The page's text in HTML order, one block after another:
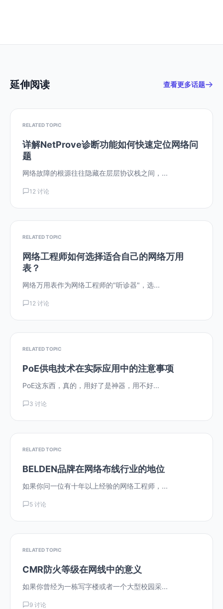
延伸阅读 查看更多话题
RELATED TOPIC
详解NetProve诊断功能如何快速定位网络问
题
网络故障的根源往往隐藏在层层协议栈之间，...
12 讨论
RELATED TOPIC
网络工程师如何选择适合自己的网络万用
表？
网络万用表作为网络工程师的"听诊器"，选...
12 讨论
RELATED TOPIC
PoE供电技术在实际应用中的注意事项
PoE这东西，真的，用好了是神器，用不好...
3 讨论
RELATED TOPIC
BELDEN品牌在网络布线行业的地位
如果你问一位有十年以上经验的网络工程师，...
5 讨论
RELATED TOPIC
CMR防火等级在网线中的意义
如果你曾经为一栋写字楼或者一个大型校园采...
9 讨论